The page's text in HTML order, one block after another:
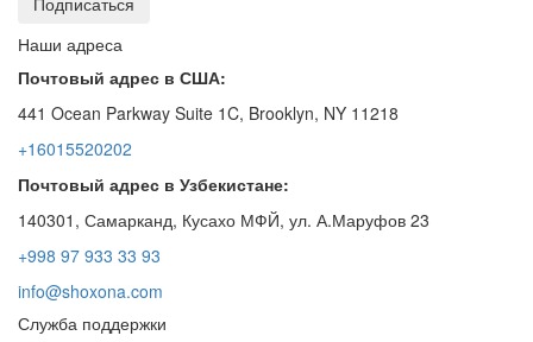
Наши адреса
Почтовый адрес в США:
441 Ocean Parkway Suite 1C, Brooklyn, NY 11218
+16015520202
Почтовый адрес в Узбекистане:
140301, Самарканд, Кусахо МФЙ, ул. А.Маруфов 23
+998 97 933 33 93
info@shoxona.com
Служба поддержки